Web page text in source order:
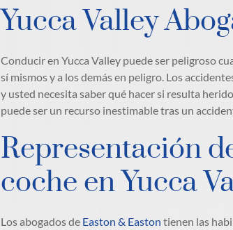
Yucca Valley
Conducir en Yucca Valley puede ser peligroso
sí mismos y a los demás en peligro. Los
y usted necesita saber qué hacer si resulta
puede ser un recurso inestimable tras un
Representación
coche en Yucca
Los abogados de Easton & Easton tienen las